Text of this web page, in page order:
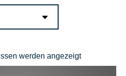
werden angezeigt